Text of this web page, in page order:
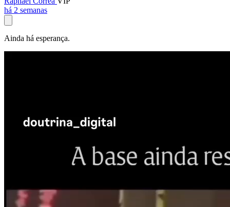
há 2 semanas
Ainda há esperança.